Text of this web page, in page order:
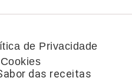
de Privacidade
Cookies
das receitas